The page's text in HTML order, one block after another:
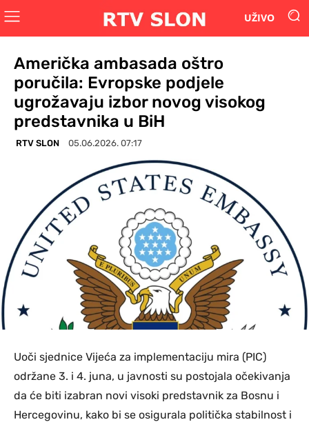
UŽIVO
Američka ambasada oštro
poručila: Evropske podjele
ugrožavaju izbor novog visokog
predstavnika u BiH
RTV SLON 05.06.2026. 07:17
Uoči sjednice Vijeća za implementaciju mira (PIC)
održane 3. i 4. juna, u javnosti su postojala očekivanja
da će biti izabran novi visoki predstavnik za Bosnu i
Hercegovinu, kako bi se osigurala politička stabilnost i